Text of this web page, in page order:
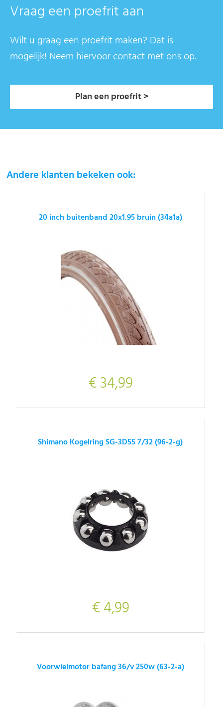
Vraag een proefrit aan
Wilt u graag een proefrit maken? Dat is
mogelijk! Neem hiervoor contact met ons op.
Plan een proefrit >
Andere klanten bekeken ook:
20 inch buitenband 20x1.95 bruin (34a1a)
€ 34,99
Shimano Kogelring SG-3D55 7/32 (96-2-g)
€ 4,99
Voorwielmotor bafang 36/v 250w (63-2-a)